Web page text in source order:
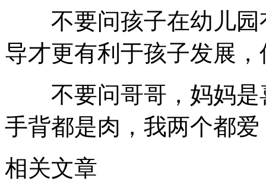
不要问孩子在幼儿园
导才更有利于孩子发展
不要问哥哥，妈妈是
手背都是肉，我两个都爱
相关文章